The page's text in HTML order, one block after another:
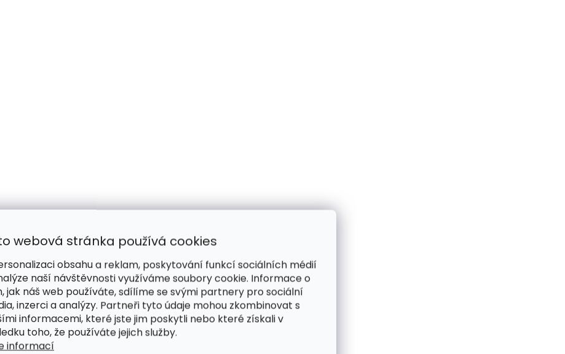
webová stránka používá cookies
obsahu a reklam, poskytování funkcí sociálních médií
naší návštěvnosti využíváme soubory cookie. Informace o
jak náš web používáte, sdílíme se svými partnery pro sociální
inzerci a analýzy. Partneři tyto údaje mohou zkombinovat s
informacemi, které jste jim poskytli nebo které získali v
toho, že používáte jejich služby.
informací